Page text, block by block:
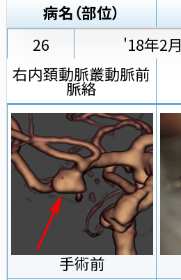
病名（部位）
26
'18年2月
右内頚動脈叢動脈前
脈絡
手術前